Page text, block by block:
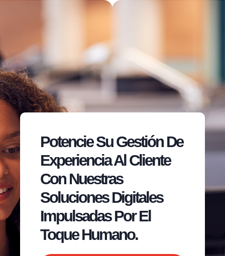
Potencie Su Gestión De
Experiencia Al Cliente
Con Nuestras
Soluciones Digitales
Impulsadas Por El
Toque Humano.